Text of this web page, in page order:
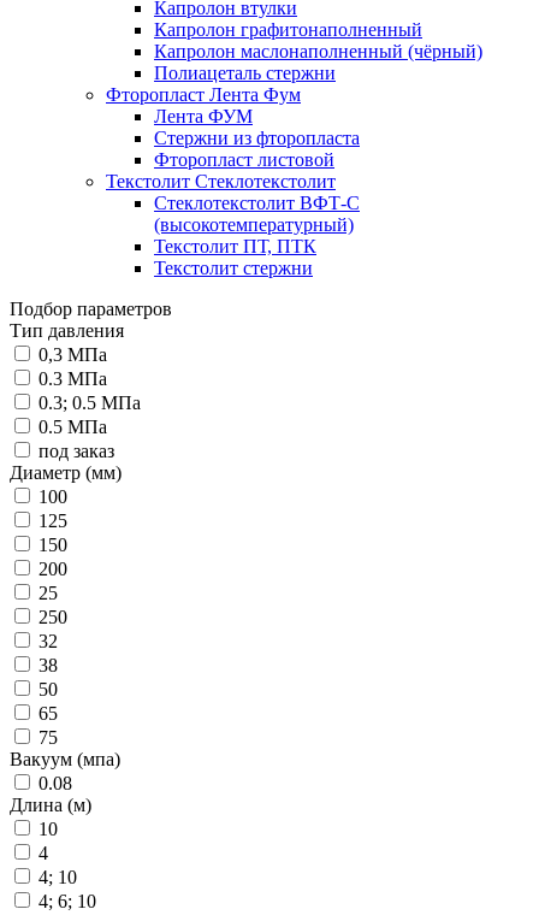
Капролон втулки
Капролон графитонаполненный
Капролон маслонаполненный (чёрный)
Полиацеталь стержни
Фторопласт Лента Фум
Лента ФУМ
Стержни из фторопласта
Фторопласт листовой
Текстолит Стеклотекстолит
Стеклотекстолит ВФТ-С
(высокотемпературный)
Текстолит ПТ, ПТК
Текстолит стержни
Подбор параметров
Тип давления
0,3 МПа
0.3 МПа
0.3; 0.5 МПа
0.5 МПа
под заказ
Диаметр (мм)
100
125
150
200
25
250
32
38
50
65
75
Вакуум (мпа)
0.08
Длина (м)
10
4
4; 10
4; 6; 10